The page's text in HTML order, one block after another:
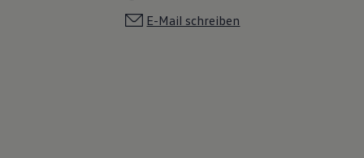
E-Mail schreiben